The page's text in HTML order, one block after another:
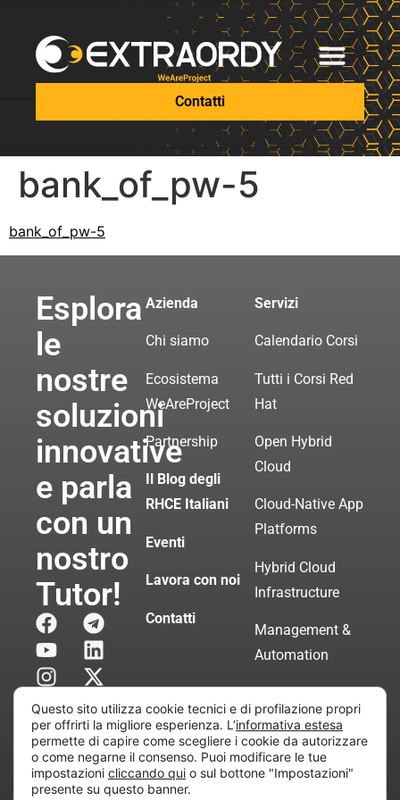
Contatti
bank_of_pw-5
bank_of_pw-5
Esplora
le
nostre
soluzioni
innovative
e parla
con un
nostro
Tutor!
Azienda
Chi siamo
Ecosistema
WeAreProject
Partnership
Il Blog degli
RHCE Italiani
Eventi
Lavora con noi
Contatti
Servizi
Calendario Corsi
Tutti i Corsi Red
Hat
Open Hybrid
Cloud
Cloud-Native App
Platforms
Hybrid Cloud
Infrastructure
Management &
Automation
Servizi di
Consulenza
Certificata
Questo sito utilizza cookie tecnici e di profilazione propri
per offrirti la migliore esperienza. L’informativa estesa
permette di capire come scegliere i cookie da autorizzare
o come negarne il consenso. Puoi modificare le tue
impostazioni cliccando qui o sul bottone "Impostazioni"
presente su questo banner.